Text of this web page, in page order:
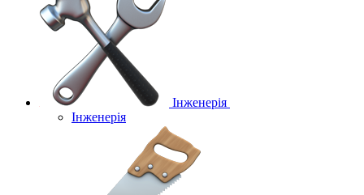
Інженерія
Інженерія